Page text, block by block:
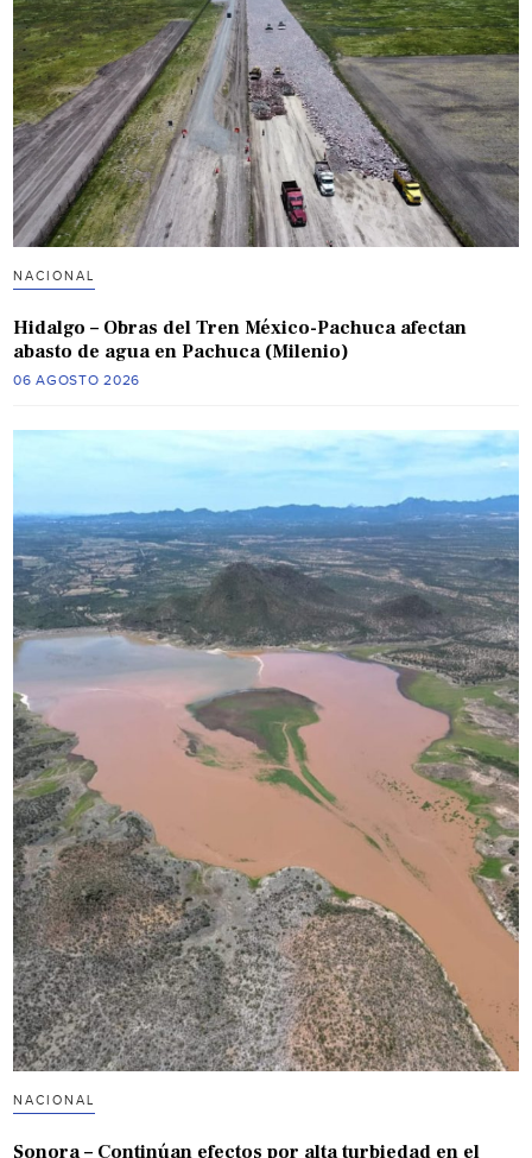
NACIONAL
Hidalgo – Obras del Tren México-Pachuca afectan
abasto de agua en Pachuca (Milenio)
06 AGOSTO 2026
NACIONAL
Sonora – Continúan efectos por alta turbiedad en el